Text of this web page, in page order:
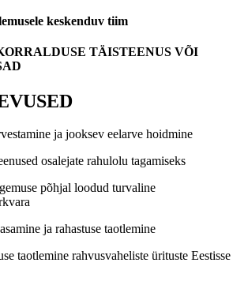
keskenduv tiim
TÄISTEENUS VÕI
ja jooksev eelarve hoidmine
osalejate rahulolu tagamiseks
põhjal loodud turvaline
ja rahastuse taotlemine
taotlemine rahvusvaheliste ürituste Eestisse